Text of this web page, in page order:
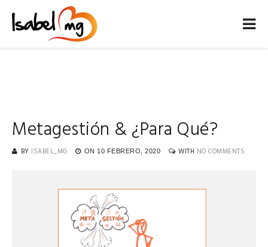
Metagestión & ¿Para Qué?
BY ISABEL_MG ON 10 FEBRERO, 2020 WITH NO COMMENTS